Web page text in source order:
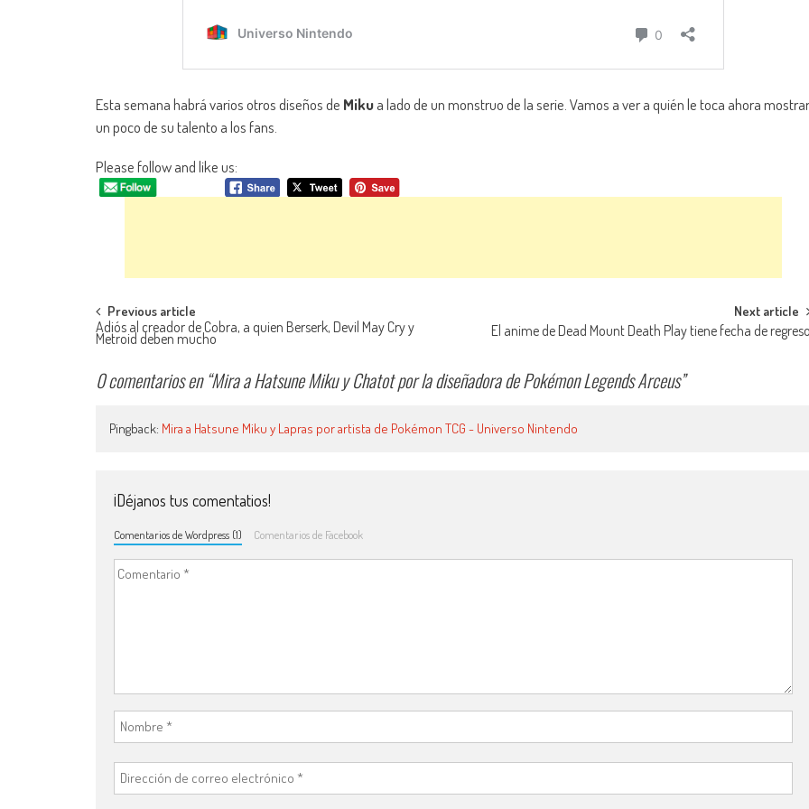
Esta semana habrá varios otros diseños de Mikua lado de un monstruo de la serie. Vamos a ver a quién le toca ahora mostrar
un poco de su talento a los fans.
Please follow and like us:
Navegación de entradas
Previous article
Adiós al creador de Cobra, a quien Berserk, Devil May Cry y
Metroid deben mucho
Next article
El anime de Dead Mount Death Play tiene fecha de regreso
0 comentarios en “Mira a Hatsune Miku y Chatot por la diseñadora de Pokémon Legends Arceus”
Pingback: Mira a Hatsune Miku y Lapras por artista de Pokémon TCG - Universo Nintendo
¡Déjanos tus comentatios!
Comentarios de Wordpress (1) Comentarios de Facebook